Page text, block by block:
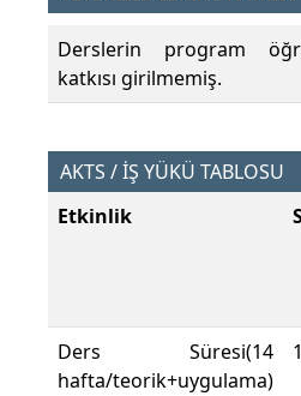
Derslerin program
katkısı girilmemiş.
AKTS / İŞ YÜKÜ TABLOSU
Etkinlik
Ders Süresi(14
hafta/teorik+uygulama)